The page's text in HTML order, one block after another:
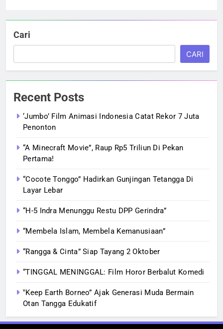
Cari
CARI
Recent Posts
‘Jumbo’ Film Animasi Indonesia Catat Rekor 7 Juta
Penonton
“A Minecraft Movie”, Raup Rp5 Triliun Di Pekan
Pertama!
“Cocote Tonggo” Hadirkan Gunjingan Tetangga Di
Layar Lebar
“H-5 Indra Menunggu Restu DPP Gerindra”
“Membela Islam, Membela Kemanusiaan”
“Rangga & Cinta” Siap Tayang 2 Oktober
“TINGGAL MENINGGAL: Film Horor Berbalut Komedi
‟Keep Earth Borneo” Ajak Generasi Muda Bermain
Otan Tangga Edukatif